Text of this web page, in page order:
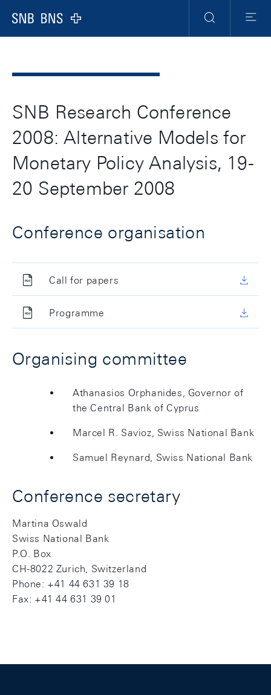
Logo
Navigation
Suche Menu
SNB Research Conference
2008: Alternative Models for
Monetary Policy Analysis, 19-
20 September 2008
Conference organisation
Call for papers
Programme
Organising committee
Athanasios Orphanides, Governor of
the Central Bank of Cyprus
Marcel R. Savioz, Swiss National Bank
Samuel Reynard, Swiss National Bank
Conference secretary
Martina Oswald
Swiss National Bank
P.O. Box
CH-8022 Zurich, Switzerland
Phone: +41 44 631 39 18
Fax: +41 44 631 39 01
Footer